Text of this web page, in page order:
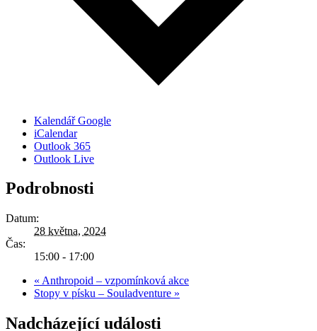
Kalendář Google
iCalendar
Outlook 365
Outlook Live
Podrobnosti
Datum:
28 května, 2024
Čas:
15:00 - 17:00
« Anthropoid – vzpomínková akce
Stopy v písku – Souladventure »
Nadcházející události